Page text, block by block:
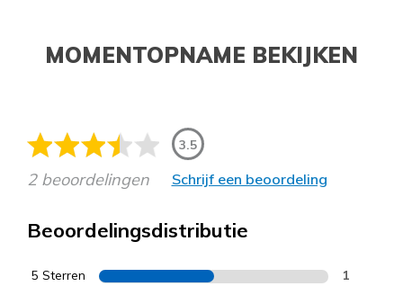
MOMENTOPNAME BEKIJKEN
3.5
2 beoordelingen Schrijf een beoordeling
Beoordelingsdistributie
5 Sterren 1